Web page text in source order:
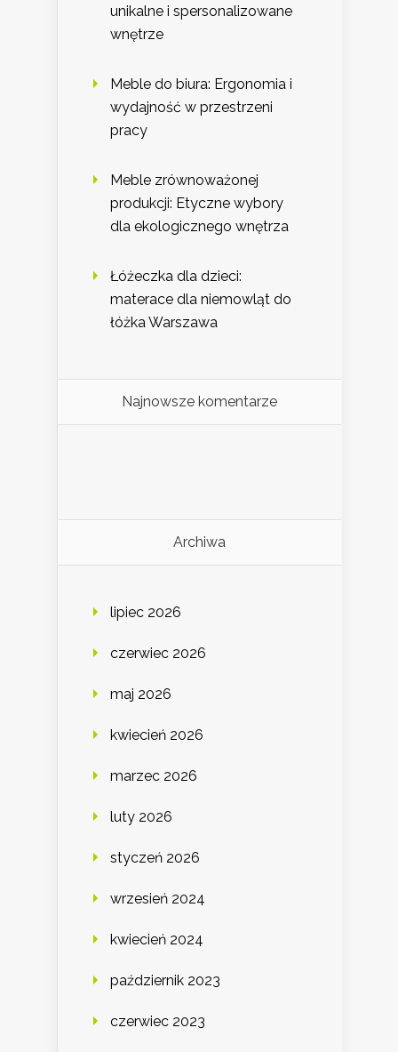
unikalne i spersonalizowane
wnętrze
Meble do biura: Ergonomia i
wydajność w przestrzeni
pracy
Meble zrównoważonej
produkcji: Etyczne wybory
dla ekologicznego wnętrza
Łóżeczka dla dzieci:
materace dla niemowląt do
łóżka Warszawa
Najnowsze komentarze
Archiwa
lipiec 2026
czerwiec 2026
maj 2026
kwiecień 2026
marzec 2026
luty 2026
styczeń 2026
wrzesień 2024
kwiecień 2024
październik 2023
czerwiec 2023